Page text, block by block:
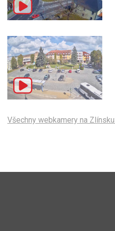
Všechny webkamery na